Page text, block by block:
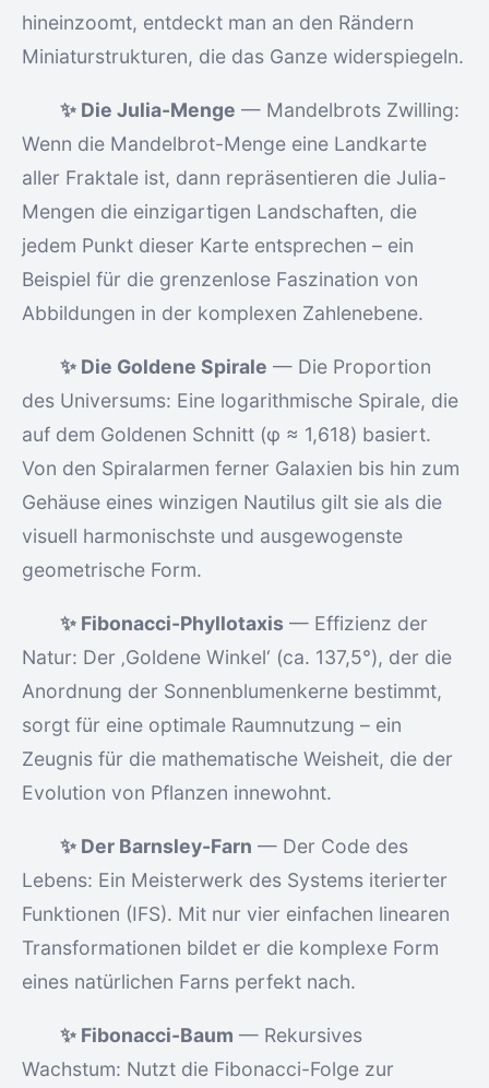
hineinzoomt, entdeckt man an den Rändern
Miniaturstrukturen, die das Ganze widerspiegeln.
✨ Die Julia-Menge — Mandelbrots Zwilling:
Wenn die Mandelbrot-Menge eine Landkarte
aller Fraktale ist, dann repräsentieren die Julia-
Mengen die einzigartigen Landschaften, die
jedem Punkt dieser Karte entsprechen – ein
Beispiel für die grenzenlose Faszination von
Abbildungen in der komplexen Zahlenebene.
✨ Die Goldene Spirale — Die Proportion
des Universums: Eine logarithmische Spirale, die
auf dem Goldenen Schnitt (φ ≈ 1,618) basiert.
Von den Spiralarmen ferner Galaxien bis hin zum
Gehäuse eines winzigen Nautilus gilt sie als die
visuell harmonischste und ausgewogenste
geometrische Form.
✨ Fibonacci-Phyllotaxis — Effizienz der
Natur: Der ‚Goldene Winkel‘ (ca. 137,5°), der die
Anordnung der Sonnenblumenkerne bestimmt,
sorgt für eine optimale Raumnutzung – ein
Zeugnis für die mathematische Weisheit, die der
Evolution von Pflanzen innewohnt.
✨ Der Barnsley-Farn — Der Code des
Lebens: Ein Meisterwerk des Systems iterierter
Funktionen (IFS). Mit nur vier einfachen linearen
Transformationen bildet er die komplexe Form
eines natürlichen Farns perfekt nach.
✨ Fibonacci-Baum — Rekursives
Wachstum: Nutzt die Fibonacci-Folge zur